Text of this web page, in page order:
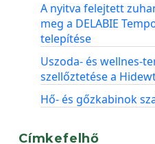
A nyitva felejtett
meg a DELABIE
telepítése
Uszoda- és wellnes-
szellőztetése a
Hő- és gőzkabinok
Címkefelhő